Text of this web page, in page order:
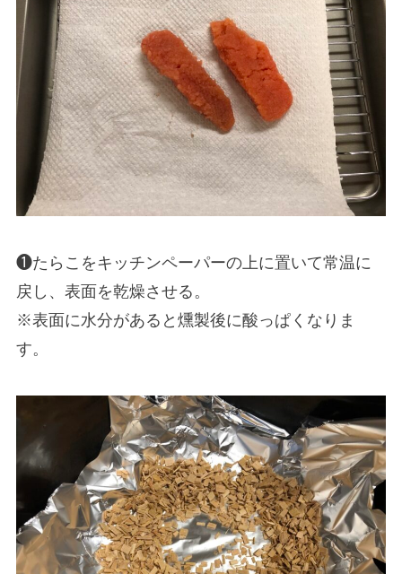
❶たらこをキッチンペーパーの上に置いて常温に
戻し、表面を乾燥させる。
※表面に水分があると燻製後に酸っぱくなりま
す。